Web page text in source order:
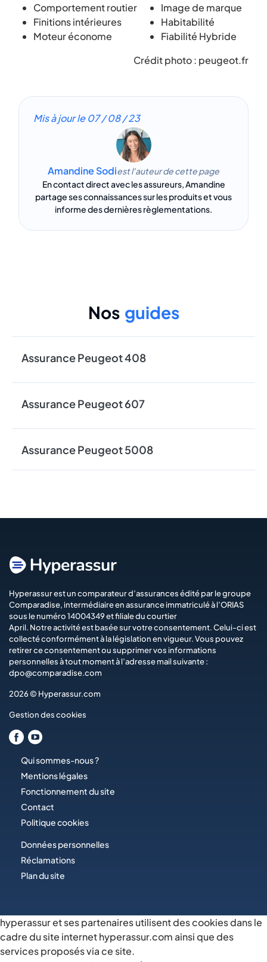
Comportement routier
Finitions intérieures
Moteur économe
Image de marque
Habitabilité
Fiabilité Hybride
Crédit photo : peugeot.fr
Mis à jour le07 / 08 / 23
Amandine Sodiest l'auteur de cette page
En contact direct avec les assureurs, Amandine
partage ses connaissances sur les produits et vous
informe des dernières règlementations.
Nos guides
Assurance Peugeot 408
Assurance Peugeot 607
Assurance Peugeot 5008
Hyperassur est un comparateur d’assurances édité par le groupe
Comparadise, intermédiaire en assurance immatriculé à l’ORIAS
sous le numéro 14004349 et filiale du courtier
April. Notre activité est basée sur votre consentement. Celui-ci est
collecté conformément à la législation en vigueur. Vous pouvez
retirer ce consentement ou supprimer vos informations
personnelles à tout moment à l’adresse mail suivante :
dpo@comparadise.com
2026 © Hyperassur.com
Gestion des cookies
Qui sommes-nous ?
Mentions légales
Fonctionnement du site
Contact
Politique cookies
Données personnelles
Réclamations
Plan du site
hyperassur et ses partenaires utilisent des cookies dans le
cadre du site internet hyperassur.com ainsi que des
services proposés via ce site.